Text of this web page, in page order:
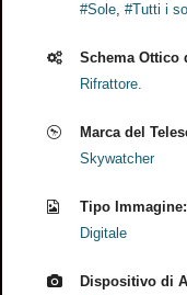
#Sole, #Tutti i
Schema Ottico
Rifrattore.
Marca del
Skywatcher
Tipo Immagine:
Digitale
Dispositivo di